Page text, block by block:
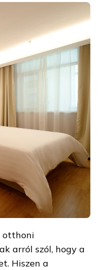
otthoni
arról szól, hogy a
Hiszen a